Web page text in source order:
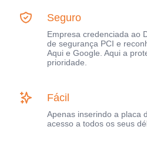
Seguro
Empresa credenciada ao
de segurança PCI e
Aqui e Google. Aqui a
prioridade.
Fácil
Apenas inserindo a placa
acesso a todos os seus